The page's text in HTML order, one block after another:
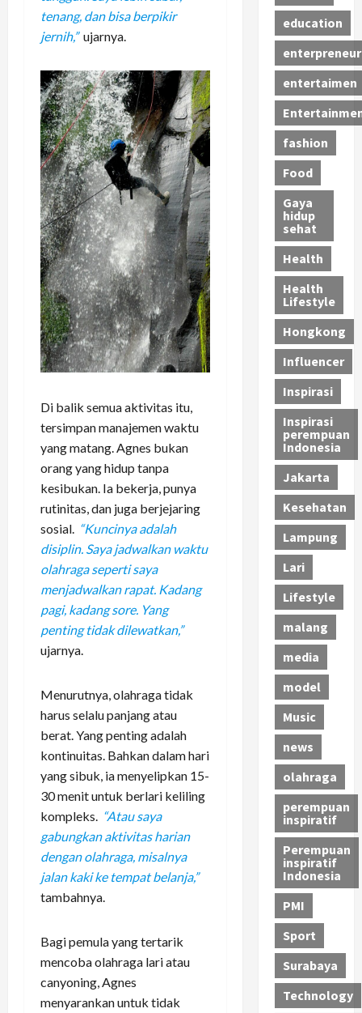
tenang, dan bisa berpikir
jernih,” ujarnya.
Di balik semua aktivitas itu,
tersimpan manajemen waktu
yang matang. Agnes bukan
orang yang hidup tanpa
kesibukan. Ia bekerja, punya
rutinitas, dan juga berjejaring
sosial. “Kuncinya adalah
disiplin. Saya jadwalkan waktu
olahraga seperti saya
menjadwalkan rapat. Kadang
pagi, kadang sore. Yang
penting tidak dilewatkan,”
ujarnya.
Menurutnya, olahraga tidak
harus selalu panjang atau
berat. Yang penting adalah
kontinuitas. Bahkan dalam hari
yang sibuk, ia menyelipkan 15-
30 menit untuk berlari keliling
kompleks. “Atau saya
gabungkan aktivitas harian
dengan olahraga, misalnya
jalan kaki ke tempat belanja,”
tambahnya.
Bagi pemula yang tertarik
mencoba olahraga lari atau
canyoning, Agnes
menyarankan untuk tidak
education
enterpreneur
entertaimen
fashion
Food
Gaya
hidup
sehat
Health
Health
Lifestyle
Hongkong
Influencer
Inspirasi
Inspirasi
perempuan
Indonesia
Jakarta
Kesehatan
Lampung
Lari
Lifestyle
malang
media
model
Music
news
olahraga
perempuan
inspiratif
Perempuan
inspiratif
Indonesia
PMI
Sport
Surabaya
Technology